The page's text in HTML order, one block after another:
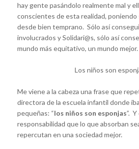
hay gente pasándolo realmente mal y
conscientes de esta realidad, poniendo
desde bien temprano. Sólo así
involucrados y Solidari@s, sólo así
mundo más equitativo, un mundo mejor.
Los niños son
Me viene a la cabeza una frase que
directora de la escuela infantil donde
pequeñas: “los niños son esponjas”.
responsabilidad que lo que absorban
repercutan en una sociedad mejor.